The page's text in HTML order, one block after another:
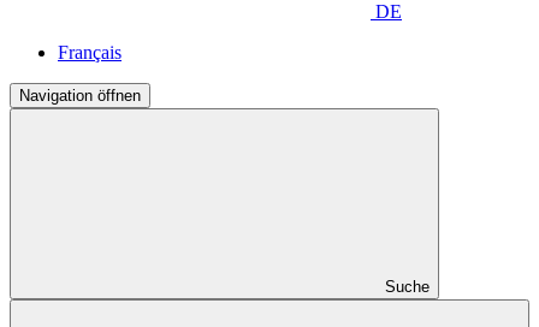
DE
Français
Navigation öffnen
Suche